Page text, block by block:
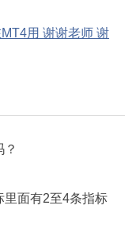
用 谢谢老师 谢
里面有2至4条指标